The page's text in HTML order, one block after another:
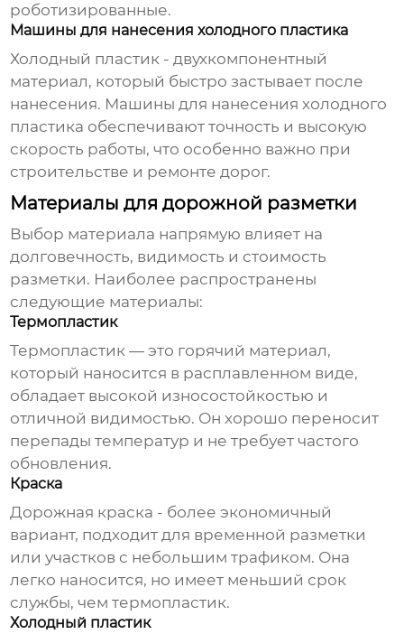
роботизированные.
Машины для нанесения холодного пластика
Холодный пластик - двухкомпонентный
материал, который быстро застывает после
нанесения. Машины для нанесения холодного
пластика обеспечивают точность и высокую
скорость работы, что особенно важно при
строительстве и ремонте дорог.
Материалы для дорожной разметки
Выбор материала напрямую влияет на
долговечность, видимость и стоимость
разметки. Наиболее распространены
следующие материалы:
Термопластик
Термопластик — это горячий материал,
который наносится в расплавленном виде,
обладает высокой износостойкостью и
отличной видимостью. Он хорошо переносит
перепады температур и не требует частого
обновления.
Краска
Дорожная краска - более экономичный
вариант, подходит для временной разметки
или участков с небольшим трафиком. Она
легко наносится, но имеет меньший срок
службы, чем термопластик.
Холодный пластик